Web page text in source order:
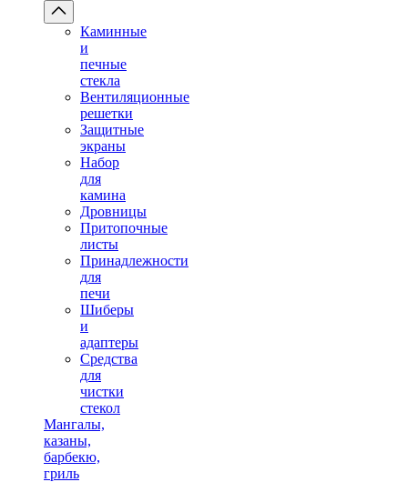
Каминные
и
печные
стекла
Вентиляционные
решетки
Защитные
экраны
Набор
для
камина
Дровницы
Притопочные
листы
Принадлежности
для
печи
Шиберы
и
адаптеры
Средства
для
чистки
стекол
Мангалы,
казаны,
барбекю,
гриль